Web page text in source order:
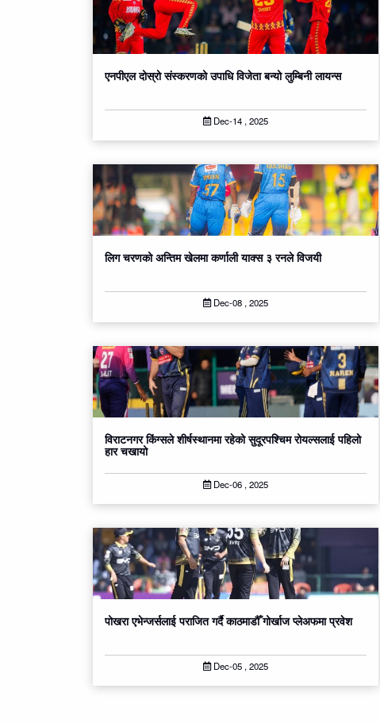
एनपीएल दोस्रो संस्करणको उपाधि विजेता ब​न्यो लुम्बिनी लायन्स
Dec-14 , 2025
लिग चरणको अन्तिम खेलमा कर्णाली याक्स ३ रनले विज​यी
Dec-08 , 2025
विराटनगर किंग्सले शीर्षस्थानमा रहेको सुदूरपश्चिम रोयल्सलाई पहिलो
हार चखायो
Dec-06 , 2025
पोखरा एभेन्जर्सलाई पराजित गर्दै काठमाडौँ गोर्खाज प्लेअफमा प्रवेश
Dec-05 , 2025